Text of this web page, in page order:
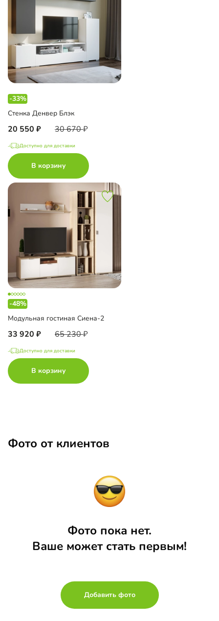
-33%
Стенка Денвер Блэк
20 550 30 670
Доступно для доставки
В корзину
-48%
Модульная гостиная Сиена-2
33 920 65 230
Доступно для доставки
В корзину
Фото от клиентов
Фото пока нет.
Ваше может стать первым!
Добавить фото